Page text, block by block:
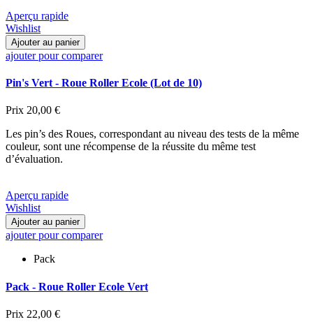
Aperçu rapide
Wishlist
Ajouter au panier
ajouter pour comparer
Pin's Vert - Roue Roller Ecole (Lot de 10)
Prix 20,00 €
Les pin’s des Roues, correspondant au niveau des tests de la même
couleur, sont une récompense de la réussite du même test
d’évaluation.
Aperçu rapide
Wishlist
Ajouter au panier
ajouter pour comparer
Pack
Pack - Roue Roller Ecole Vert
Prix 22,00 €